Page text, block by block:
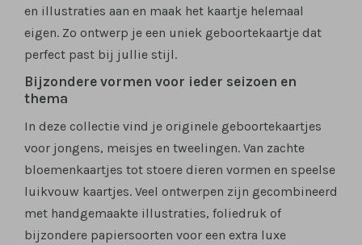
en illustraties aan en maak het kaartje helemaal
eigen. Zo ontwerp je een uniek geboortekaartje dat
perfect past bij jullie stijl.
Bijzondere vormen voor ieder seizoen en
thema
In deze collectie vind je originele geboortekaartjes
voor jongens, meisjes en tweelingen. Van zachte
bloemenkaartjes tot stoere dieren vormen en speelse
luikvouw kaartjes. Veel ontwerpen zijn gecombineerd
met handgemaakte illustraties, foliedruk of
bijzondere papiersoorten voor een extra luxe